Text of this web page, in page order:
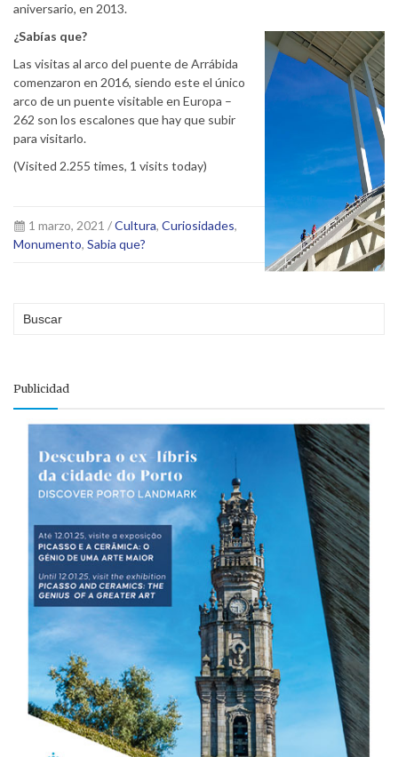
aniversario, en 2013.
¿Sabías que?
Las visitas al arco del puente de Arrábida
comenzaron en 2016, siendo este el único
arco de un puente visitable en Europa –
262 son los escalones que hay que subir
para visitarlo.
(Visited 2.255 times, 1 visits today)
1 marzo, 2021 /Cultura, Curiosidades,
Monumento, Sabia que?
Publicidad